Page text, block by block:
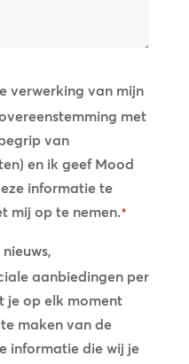
verwerking van mijn
met
van
en ik geef Mood
informatie te
mij op te nemen.*
aanbiedingen per
je op elk moment
maken van de
informatie die wij je